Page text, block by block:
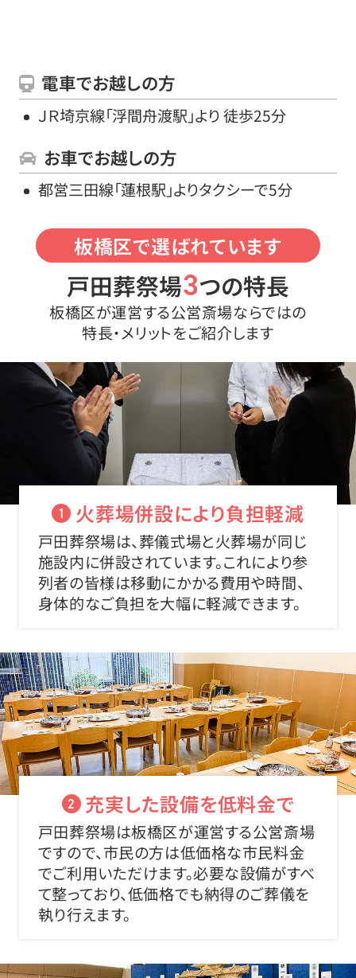
電車でお越しの方
ＪＲ埼京線「浮間舟渡駅」より 徒歩25分
お車でお越しの方
都営三田線「蓮根駅」よりタクシーで5分
板橋区で選ばれています
戸田葬祭場3つの特長
板橋区が運営する公営斎場ならではの
特長・メリットをご紹介します
1 火葬場併設により負担軽減
戸田葬祭場は、葬儀式場と火葬場が同じ
施設内に併設されています。これにより参
列者の皆様は移動にかかる費用や時間、
身体的なご負担を大幅に軽減できます。
2 充実した設備を低料金で
戸田葬祭場は板橋区が運営する公営斎場
ですので、市民の方は低価格な市民料金
でご利用いただけます。必要な設備がすべ
て整っており、低価格でも納得のご葬儀を
執り行えます。